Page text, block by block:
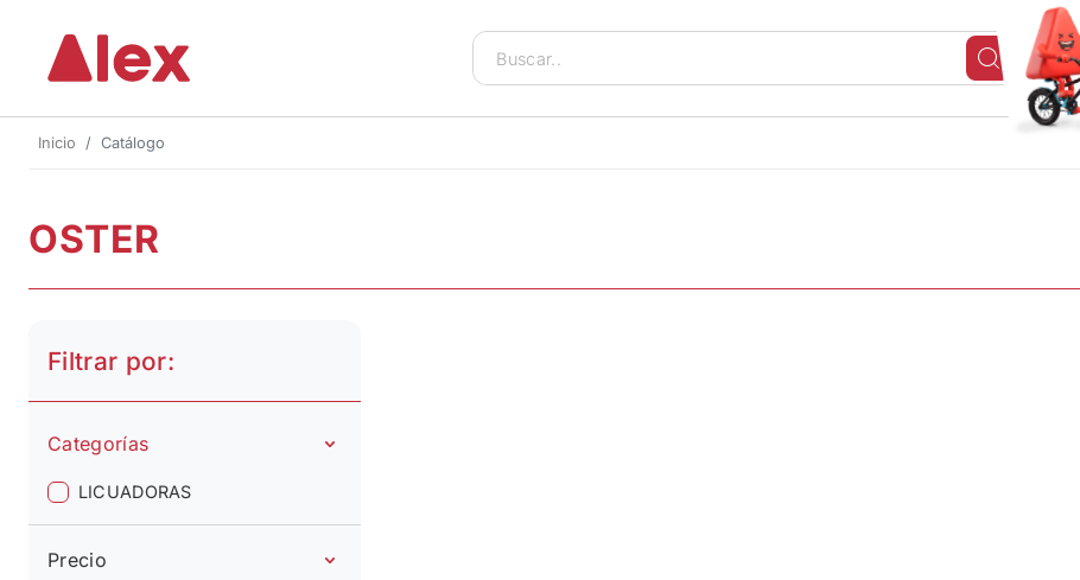
Inicio Catálogo
OSTER
Filtrar por:
Categorías
LICUADORAS
Precio